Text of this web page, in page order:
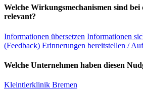
Welche Wirkungsmechanismen sind bei
relevant?
Informationen übersetzen Informationen
(Feedback) Erinnerungen bereitstellen /
Welche Unternehmen haben diesen
Kleintierklinik Bremen